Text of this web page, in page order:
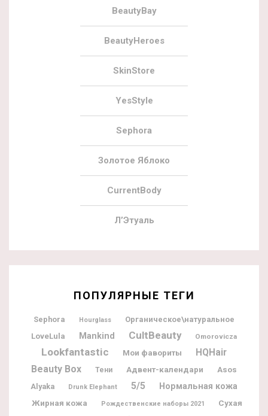
BeautyBay
BeautyHeroes
SkinStore
YesStyle
Sephora
Золотое Яблоко
CurrentBody
Л’Этуаль
ПОПУЛЯРНЫЕ ТЕГИ
Sephora Hourglass
Органическое\натуральное
LoveLula
Mankind CultBeauty Omorovicza
Lookfantastic Мои фавориты HQHair
Beauty Box Тени Адвент-календари
Asos
Alyaka
Drunk Elephant 5/5
Нормальная кожа
Жирная кожа
Рождественские наборы 2021
Сухая